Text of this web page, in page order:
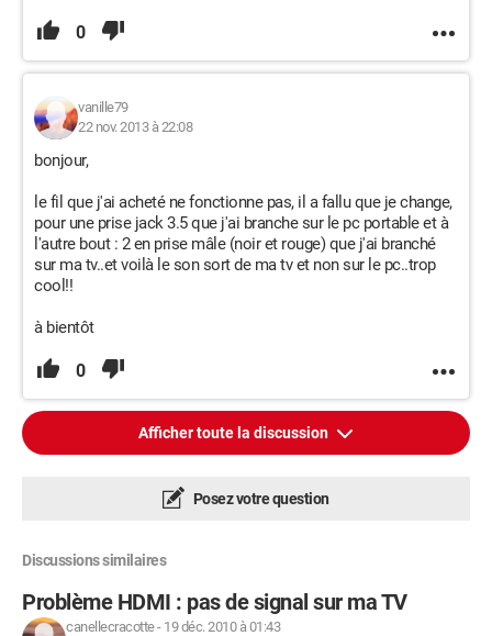
0
vanille79
22 nov. 2013 à 22:08
bonjour,
le fil que j'ai acheté ne fonctionne pas, il a fallu que je change,
pour une prise jack 3.5 que j'ai branche sur le pc portable et à
l'autre bout : 2 en prise mâle (noir et rouge) que j'ai branché
sur ma tv..et voilà le son sort de ma tv et non sur le pc..trop
cool!!
à bientôt
0
Afficher toute la discussion
Posez votre question
Discussions similaires
Problème HDMI : pas de signal sur ma TV
canellecracotte- 19 déc. 2010 à 01:43